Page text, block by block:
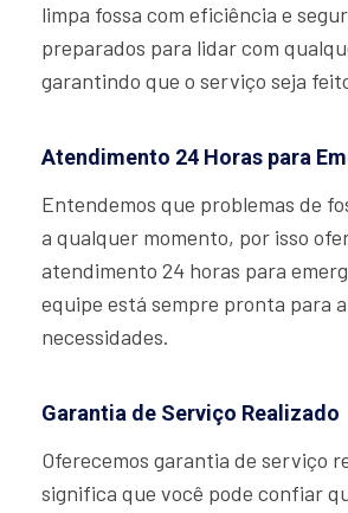
limpa fossa com eficiência e
preparados para lidar com
garantindo que o serviço seja
Atendimento 24 Horas para
Entendemos que problemas de
a qualquer momento, por isso
atendimento 24 horas para
equipe está sempre pronta para
necessidades.
Garantia de Serviço Realizado
Oferecemos garantia de serviço
significa que você pode confiar